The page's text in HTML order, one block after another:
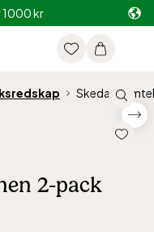
1000 kr
Skedar
2-pack